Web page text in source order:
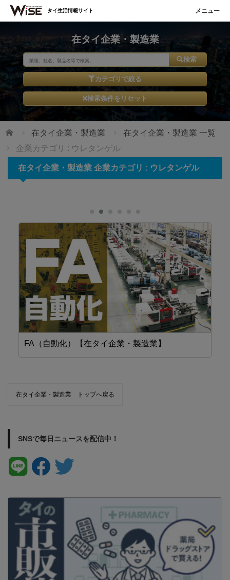
在タイ企業・製造業
検索
カテゴリで絞る
検索条件をリセット
ホーム 在タイ企業・製造業
在タイ企業・製造業 一覧
企業カテゴリ : ウレタンゲル
在タイ企業・製造業 企業カテゴリ : ウレタンゲル
FA（自動化）【在タイ企業・製造業】
在タイ企業・製造業 トップへ戻る
SNSで毎日ニュースを配信中！
タイ生活情報サイト